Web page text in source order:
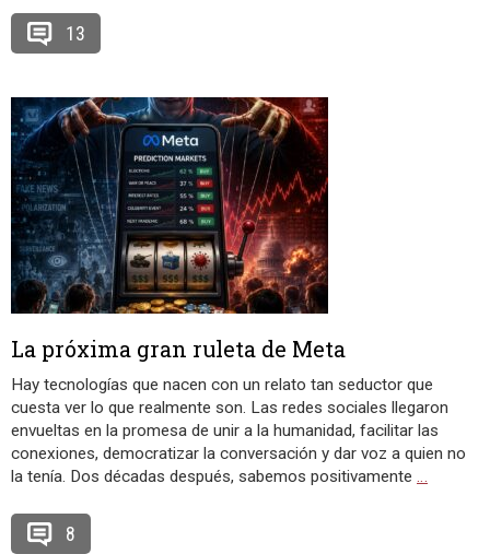
13
La próxima gran ruleta de Meta
Hay tecnologías que nacen con un relato tan seductor que
cuesta ver lo que realmente son. Las redes sociales llegaron
envueltas en la promesa de unir a la humanidad, facilitar las
conexiones, democratizar la conversación y dar voz a quien no
la tenía. Dos décadas después, sabemos positivamente …
8